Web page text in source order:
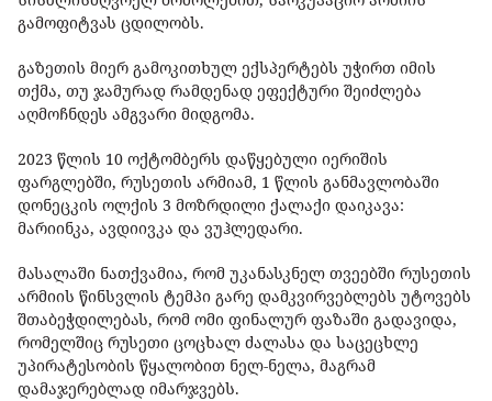
გამოფიტვას ცდილობს.
გაზეთის მიერ გამოკითხულ ექსპერტებს უჭირთ იმის
თქმა, თუ ჯამურად რამდენად ეფექტური შეიძლება
აღმოჩნდეს ამგვარი მიდგომა.
2023 წლის 10 ოქტომბერს დაწყებული იერიშის
ფარგლებში, რუსეთის არმიამ, 1 წლის განმავლობაში
დონეცკის ოლქის 3 მოზრდილი ქალაქი დაიკავა:
მარიინკა, ავდიივკა და ვუჰლედარი.
მასალაში ნათქვამია, რომ უკანასკნელ თვეებში რუსეთის
არმიის წინსვლის ტემპი გარე დამკვირვებლებს უტოვებს
შთაბეჭდილებას, რომ ომი ფინალურ ფაზაში გადავიდა,
რომელშიც რუსეთი ცოცხალ ძალასა და საცეცხლე
უპირატესობის წყალობით ნელ-ნელა, მაგრამ
დამაჯერებლად იმარჯვებს.